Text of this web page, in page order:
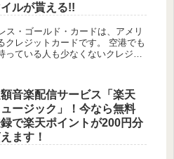
ルが貰える!!
ス・ゴールド・カードは、アメリ
クレジットカードです。 空港でも
ている人も少なくないクレジッ
音楽配信サービス「楽天
ュージック」！今なら無料
で楽天ポイントが200円分
ます！